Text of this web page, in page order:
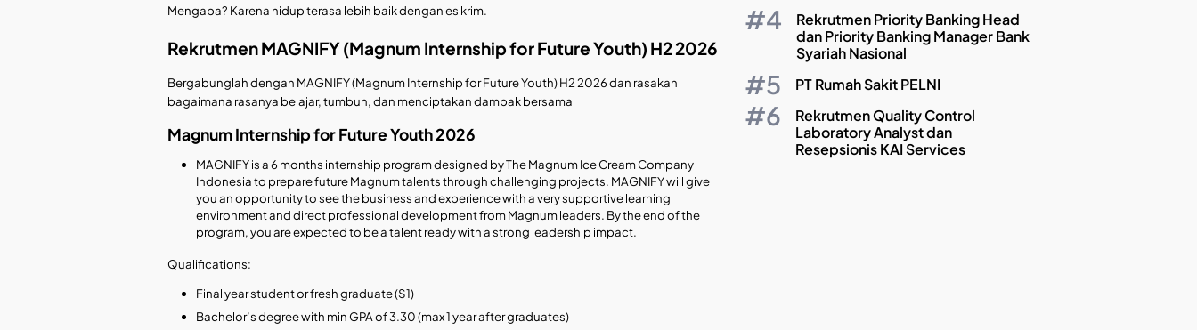
Mengapa? Karena hidup terasa lebih baik dengan es krim.
Rekrutmen MAGNIFY (Magnum Internship for Future Youth) H2 2026
Bergabunglah dengan MAGNIFY (Magnum Internship for Future Youth) H2 2026 dan rasakan
bagaimana rasanya belajar, tumbuh, dan menciptakan dampak bersama
Magnum Internship for Future Youth 2026
MAGNIFY is a 6 months internship program designed by The Magnum Ice Cream Company
Indonesia to prepare future Magnum talents through challenging projects. MAGNIFY will give
you an opportunity to see the business and experience with a very supportive learning
environment and direct professional development from Magnum leaders. By the end of the
program, you are expected to be a talent ready with a strong leadership impact.
Qualifications:
Final year student or fresh graduate (S1)
Bachelor’s degree with min GPA of 3.30 (max 1 year after graduates)
Rekrutmen Priority Banking Head
dan Priority Banking Manager Bank
Syariah Nasional
PT Rumah Sakit PELNI
Rekrutmen Quality Control
Laboratory Analyst dan
Resepsionis KAI Services